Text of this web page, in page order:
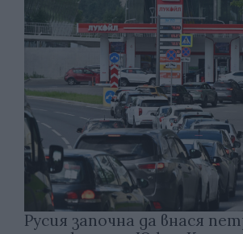
Русия започна да внася